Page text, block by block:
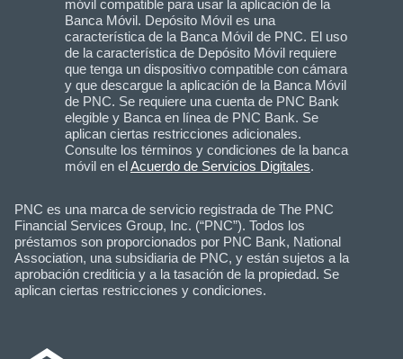
móvil compatible para usar la aplicación de la
Banca Móvil. Depósito Móvil es una
característica de la Banca Móvil de PNC. El uso
de la característica de Depósito Móvil requiere
que tenga un dispositivo compatible con cámara
y que descargue la aplicación de la Banca Móvil
de PNC. Se requiere una cuenta de PNC Bank
elegible y Banca en línea de PNC Bank. Se
aplican ciertas restricciones adicionales.
Consulte los términos y condiciones de la banca
móvil en elAcuerdo de Servicios Digitales.
PNC es una marca de servicio registrada de The PNC
Financial Services Group, Inc. (“PNC”). Todos los
préstamos son proporcionados por PNC Bank, National
Association, una subsidiaria de PNC, y están sujetos a la
aprobación crediticia y a la tasación de la propiedad. Se
aplican ciertas restricciones y condiciones.